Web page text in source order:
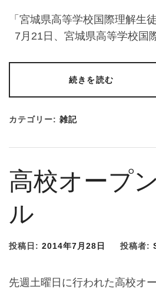
「宮城県高等学校国際理解生
7月21日、宮城県高等学校国
続きを読む
カテゴリー: 雑記
高校オープ
ル
投稿日: 2014年7月28日 投稿者:
先週土曜日に行われた高校オ